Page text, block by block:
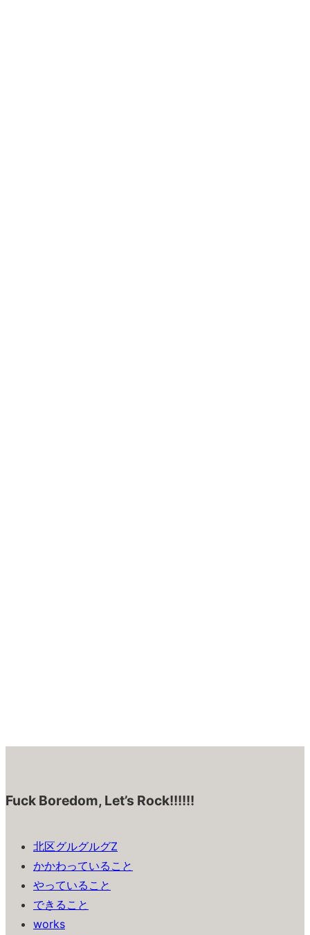
Fuck Boredom, Let’s Rock!!!!!!
北区グルグルグZ
かかわっていること
やっていること
できること
works